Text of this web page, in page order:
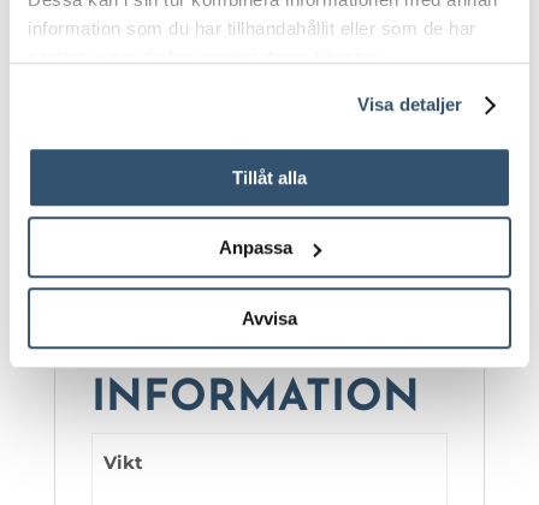
information som du har tillhandahållit eller som de har
Visa detaljer
Tillåt alla
Anpassa
Avvisa
diskmaskin behöver fräschas upp
För att avlägsna fingeravtryck och
Säkerhetsdatablad:Säkerhetsdatabla
d finns att rekvirera
YTTERLIGARE
INFORMATION
Vikt